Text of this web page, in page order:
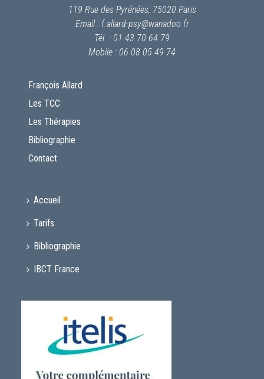
119 Rue des Pyrénées, 75020 Paris
Email : f.allard-psy@wanadoo.fr
Tél. : 01 43 70 64 79
Mobile : 06 08 05 49 74
François Allard
Les TCC
Les Thérapies
Bibliographie
Contact
Accueil
Tarifs
Bibliographie
IBCT France